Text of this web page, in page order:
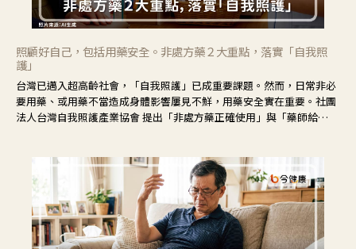
照顧好自己，包括用藥安全。非處方藥２大重點，落實「自我照
護」
台灣已邁入超高齡社會，「自我照護」已成重要課題。然而，日常非必
要用藥、或用藥不當造成身體影響屢見不鮮，用藥安全實在重要。社團
法人台灣自我照護產業協會 提出「非處方藥正確使用」與「藥師給